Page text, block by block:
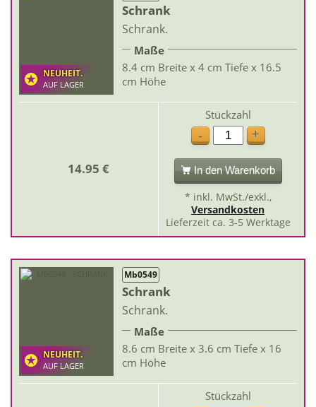
NEUHEIT.
AUF LAGER
Schrank
Schrank.
Maße
8.4 cm Breite x 4 cm Tiefe x 16.5
cm Höhe
14.95 €
Stückzahl
-
+
In den Warenkorb
* inkl. MwSt./exkl.,
Versandkosten
Lieferzeit ca. 3-5 Werktage
NEUHEIT.
AUF LAGER
Mb0549
Schrank
Schrank.
Maße
8.6 cm Breite x 3.6 cm Tiefe x 16
cm Höhe
Stückzahl